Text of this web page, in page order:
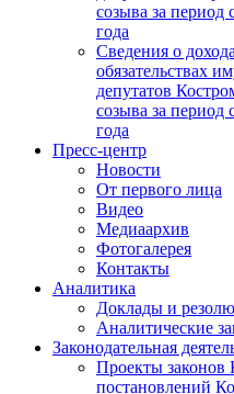
созыва за период
года
Сведения о
обязательствах
депутатов
созыва за период
года
Пресс-центр
Новости
От первого лица
Видео
Медиаархив
Фотогалерея
Контакты
Аналитика
Доклады и
Аналитические
Законодательная
Проекты законов
постановлений